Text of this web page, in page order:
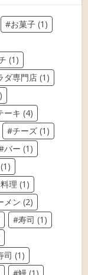
お菓子 (1)
(1)
ダ専門店 (1)
ーキ (4)
チーズ (1)
バー (1)
(1)
理 (1)
メン (2)
寿司 (1)
司 (1)